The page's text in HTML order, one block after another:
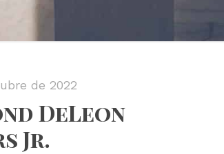
de 2022
DeLeon
Jr.